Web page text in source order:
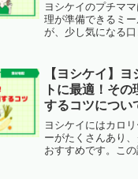
ヨシケイのプチマ
理が準備できるミ
が、少し気になる
参考にしてくださ
【ヨシケイ】
トに最適！そ
するコツについ
ヨシケイにはカロ
ーがたくさんあり
おすすめです。この